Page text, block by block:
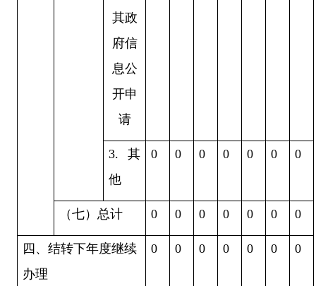
其政
府信
息公
开申
请
3. 其
他
0 0 0 0 0 0 0
（七）总计 0 0 0 0 0 0 0
四、结转下年度继续
办理
0 0 0 0 0 0 0